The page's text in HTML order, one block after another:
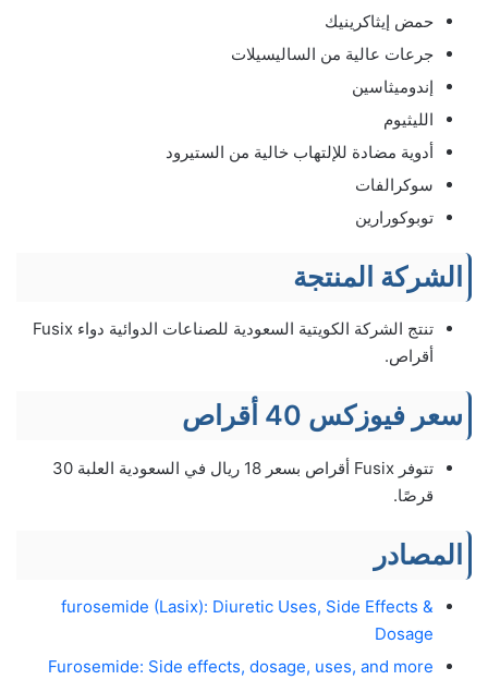
حمض إيثاكرينيك
جرعات عالية من الساليسيلات
إندوميثاسين
الليثيوم
أدوية مضادة للإلتهاب خالية من الستيرود
سوكرالفات
توبوكورارين
الشركة المنتجة
تنتج الشركة الكويتية السعودية للصناعات الدوائية دواء Fusix
أقراص.
سعر فيوزكس 40 أقراص
تتوفر Fusix أقراص بسعر 18 ريال في السعودية العلبة 30
قرصًا.
المصادر
furosemide (Lasix): Diuretic Uses, Side Effects &
Dosage
Furosemide: Side effects, dosage, uses, and more